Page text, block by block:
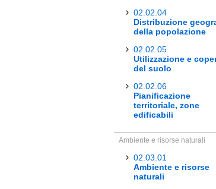
02.02.04
Distribuzione
della popolazione
02.02.05
Utilizzazione e
del suolo
02.02.06
Pianificazione
territoriale, zone
edificabili
Ambiente e risorse naturali
02.03.01
Ambiente e risorse
naturali